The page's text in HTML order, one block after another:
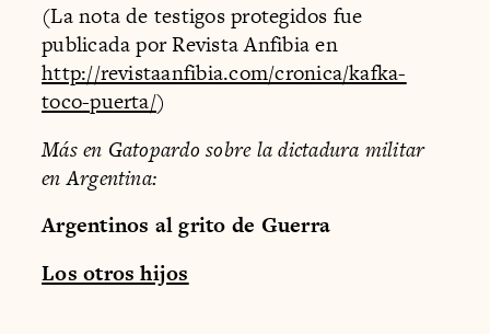
(La nota de testigos protegidos fue
publicada por Revista Anfibia en
http://revistaanfibia.com/cronica/kafka-
toco-puerta/)
Más en Gatopardo sobre la dictadura militar
en Argentina:
Argentinos al grito de Guerra
Los otros hijos